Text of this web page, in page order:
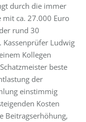
durch die immer
mit ca. 27.000 Euro
rund 30
Kassenprüfer Ludwig
Kollegen
beste
der
einstimmig
Kosten
Beitragserhöhung,